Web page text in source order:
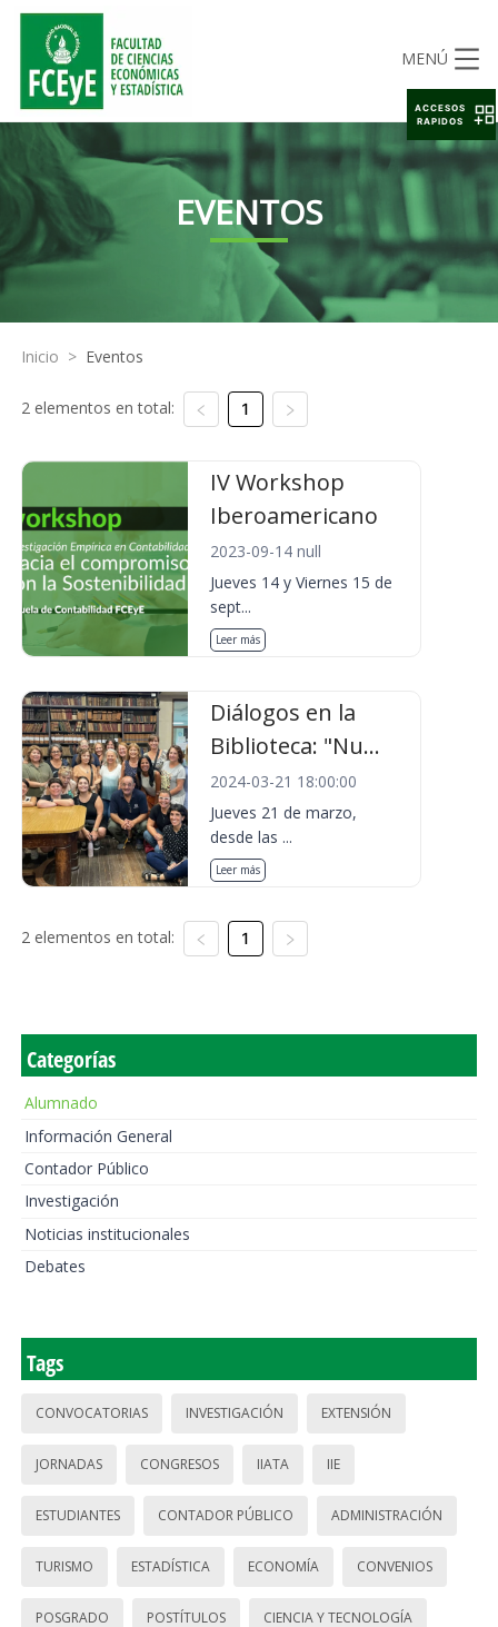
MENÚ
EVENTOS
Inicio > Eventos
2 elementos en total: 1
IV Workshop
Iberoamericano
2023-09-14 null
Jueves 14 y Viernes 15 de
sept...
Leer más
Diálogos en la
Biblioteca: "Nu...
2024-03-21 18:00:00
Jueves 21 de marzo,
desde las ...
Leer más
2 elementos en total: 1
Categorías
Alumnado
Información General
Contador Público
Investigación
Noticias institucionales
Debates
Tags
CONVOCATORIAS INVESTIGACIÓN EXTENSIÓN
JORNADAS CONGRESOS IIATA IIE
ESTUDIANTES CONTADOR PÚBLICO ADMINISTRACIÓN
TURISMO ESTADÍSTICA ECONOMÍA CONVENIOS
POSGRADO POSTÍTULOS CIENCIA Y TECNOLOGÍA
ACCESOS
RAPIDOS